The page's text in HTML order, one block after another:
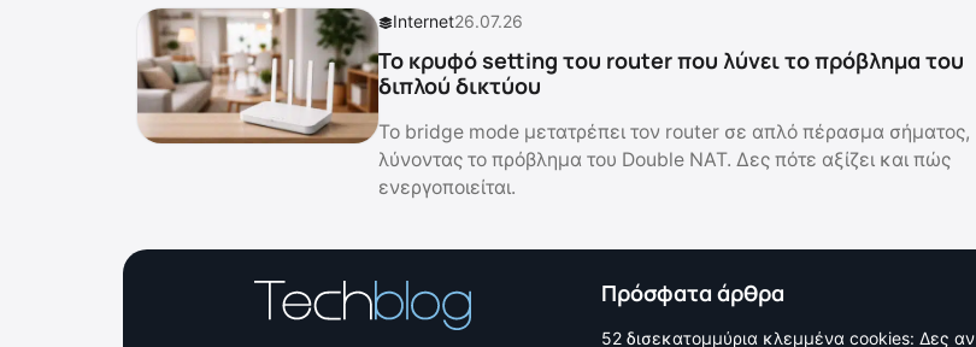
Internet26.07.26
Το κρυφό setting του router που λύνει το πρόβλημα του
διπλού δικτύου
Το bridge mode μετατρέπει τον router σε απλό πέρασμα σήματος,
λύνοντας το πρόβλημα του Double NAT. Δες πότε αξίζει και πώς
ενεργοποιείται.
Πρόσφατα άρθρα
52 δισεκατομμύρια κλεμμένα cookies: Δες αν